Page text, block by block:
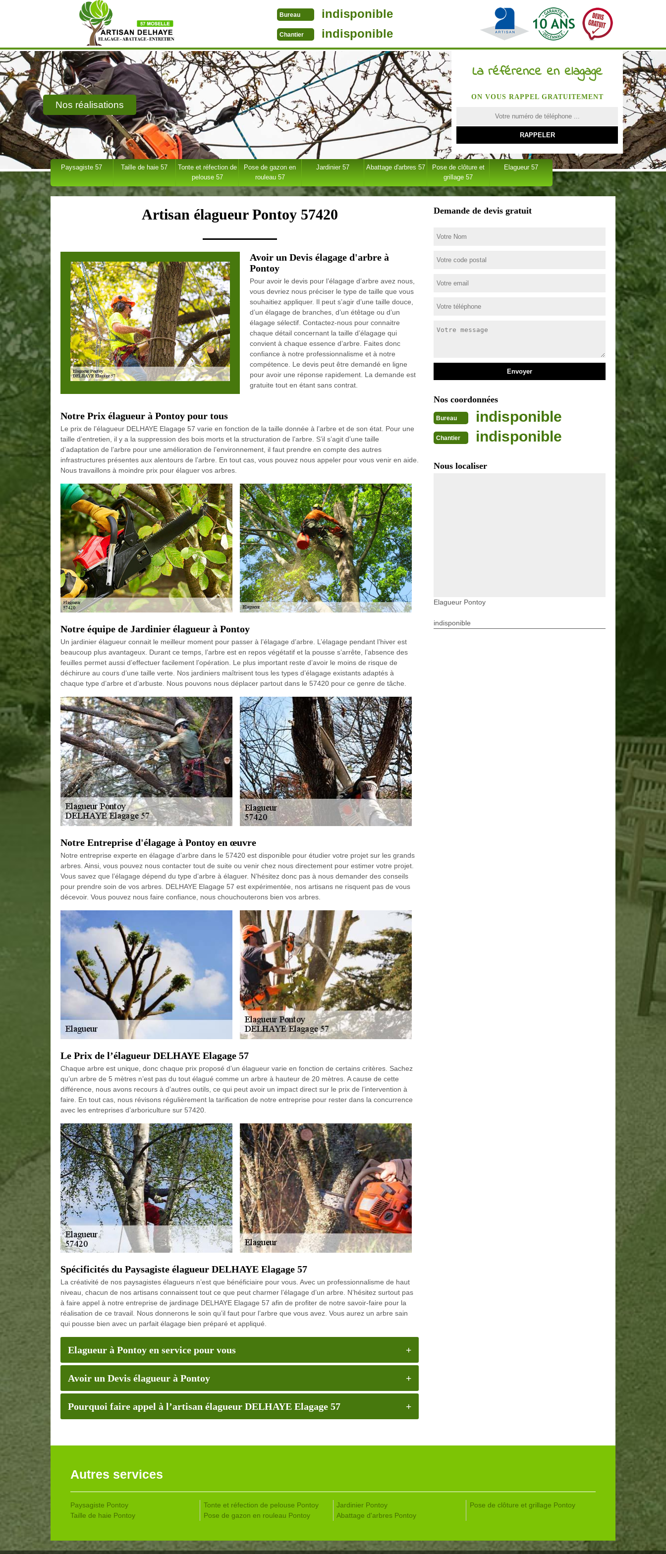
Bureau indisponible
Chantier indisponible
Nos réalisations
La référence en elagage
ON VOUS RAPPEL GRATUITEMENT
Paysagiste 57 Taille de haie 57
Tonte et réfection de
pelouse 57
Pose de gazon en
rouleau 57
Jardinier 57 Abattage d'arbres 57
Pose de clôture et
grillage 57
Elagueur 57
Artisan élagueur Pontoy 57420
Avoir un Devis élagage d'arbre à
Pontoy
Pour avoir le devis pour l’élagage d’arbre avez nous,
vous devriez nous préciser le type de taille que vous
souhaitiez appliquer. Il peut s’agir d’une taille douce,
d’un élagage de branches, d’un étêtage ou d’un
élagage sélectif. Contactez-nous pour connaitre
chaque détail concernant la taille d’élagage qui
convient à chaque essence d’arbre. Faites donc
confiance à notre professionnalisme et à notre
compétence. Le devis peut être demandé en ligne
pour avoir une réponse rapidement. La demande est
gratuite tout en étant sans contrat.
Notre Prix élagueur à Pontoy pour tous
Le prix de l’élagueur DELHAYE Elagage 57 varie en fonction de la taille donnée à l’arbre et de son état. Pour une
taille d’entretien, il y a la suppression des bois morts et la structuration de l’arbre. S’il s’agit d’une taille
d’adaptation de l’arbre pour une amélioration de l’environnement, il faut prendre en compte des autres
infrastructures présentes aux alentours de l’arbre. En tout cas, vous pouvez nous appeler pour vous venir en aide.
Nous travaillons à moindre prix pour élaguer vos arbres.
Notre équipe de Jardinier élagueur à Pontoy
Un jardinier élagueur connait le meilleur moment pour passer à l’élagage d’arbre. L’élagage pendant l’hiver est
beaucoup plus avantageux. Durant ce temps, l’arbre est en repos végétatif et la pousse s’arrête, l’absence des
feuilles permet aussi d’effectuer facilement l’opération. Le plus important reste d’avoir le moins de risque de
déchirure au cours d’une taille verte. Nos jardiniers maîtrisent tous les types d’élagage existants adaptés à
chaque type d’arbre et d’arbuste. Nous pouvons nous déplacer partout dans le 57420 pour ce genre de tâche.
Notre Entreprise d'élagage à Pontoy en œuvre
Notre entreprise experte en élagage d’arbre dans le 57420 est disponible pour étudier votre projet sur les grands
arbres. Ainsi, vous pouvez nous contacter tout de suite ou venir chez nous directement pour estimer votre projet.
Vous savez que l’élagage dépend du type d’arbre à élaguer. N’hésitez donc pas à nous demander des conseils
pour prendre soin de vos arbres. DELHAYE Elagage 57 est expérimentée, nos artisans ne risquent pas de vous
décevoir. Vous pouvez nous faire confiance, nous chouchouterons bien vos arbres.
Le Prix de l’élagueur DELHAYE Elagage 57
Chaque arbre est unique, donc chaque prix proposé d’un élagueur varie en fonction de certains critères. Sachez
qu’un arbre de 5 mètres n’est pas du tout élagué comme un arbre à hauteur de 20 mètres. A cause de cette
différence, nous avons recours à d’autres outils, ce qui peut avoir un impact direct sur le prix de l’intervention à
faire. En tout cas, nous révisons régulièrement la tarification de notre entreprise pour rester dans la concurrence
avec les entreprises d’arboriculture sur 57420.
Spécificités du Paysagiste élagueur DELHAYE Elagage 57
La créativité de nos paysagistes élagueurs n’est que bénéficiaire pour vous. Avec un professionnalisme de haut
niveau, chacun de nos artisans connaissent tout ce que peut charmer l’élagage d’un arbre. N’hésitez surtout pas
à faire appel à notre entreprise de jardinage DELHAYE Elagage 57 afin de profiter de notre savoir-faire pour la
réalisation de ce travail. Nous donnerons le soin qu’il faut pour l’arbre que vous avez. Vous aurez un arbre sain
qui pousse bien avec un parfait élagage bien préparé et appliqué.
Elagueur à Pontoy en service pour vous
Avoir un Devis élagueur à Pontoy
Pourquoi faire appel à l’artisan élagueur DELHAYE Elagage 57
Demande de devis gratuit
Nos coordonnées
Bureau indisponible
Chantier indisponible
Nous localiser
Elagueur Pontoy
indisponible
Autres services
Paysagiste Pontoy
Taille de haie Pontoy
Tonte et réfection de pelouse Pontoy
Pose de gazon en rouleau Pontoy
Jardinier Pontoy
Abattage d'arbres Pontoy
Pose de clôture et grillage Pontoy